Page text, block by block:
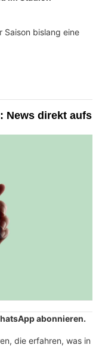
Saison bislang eine
News direkt aufs
abonnieren.
die erfahren, was in